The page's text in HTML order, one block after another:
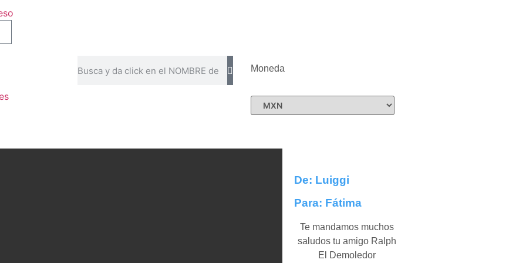
Moneda
De: Luiggi
Para: Fátima
Te mandamos muchos
saludos tu amigo Ralph
El Demoledor